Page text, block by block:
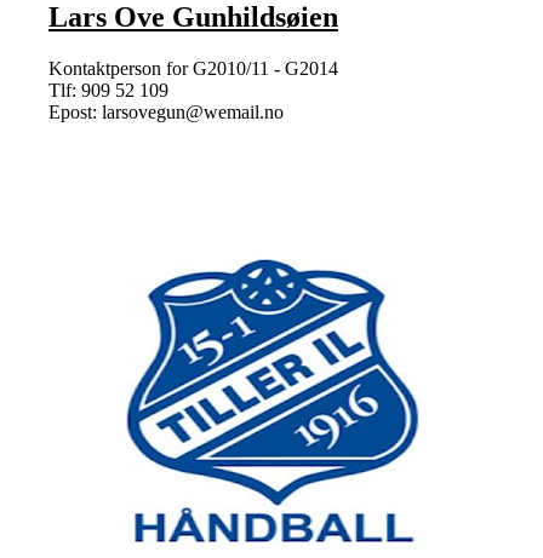
Lars Ove Gunhildsøien
Kontaktperson for G2010/11 - G2014
Tlf: 909 52 109
Epost: larsovegun@wemail.no